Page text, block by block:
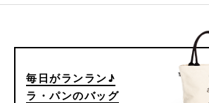
毎日がランラン♪
ラ・パンのバッグ